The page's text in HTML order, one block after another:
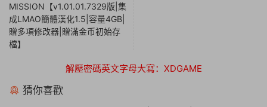
MISSION【v1.01.01.7329版|集
成LMAO簡體漢化1.5|容量4GB|
贈多項修改器|贈滿金币初始存
檔】
解壓密碼英文字母大寫：XDGAME
猜你喜歡